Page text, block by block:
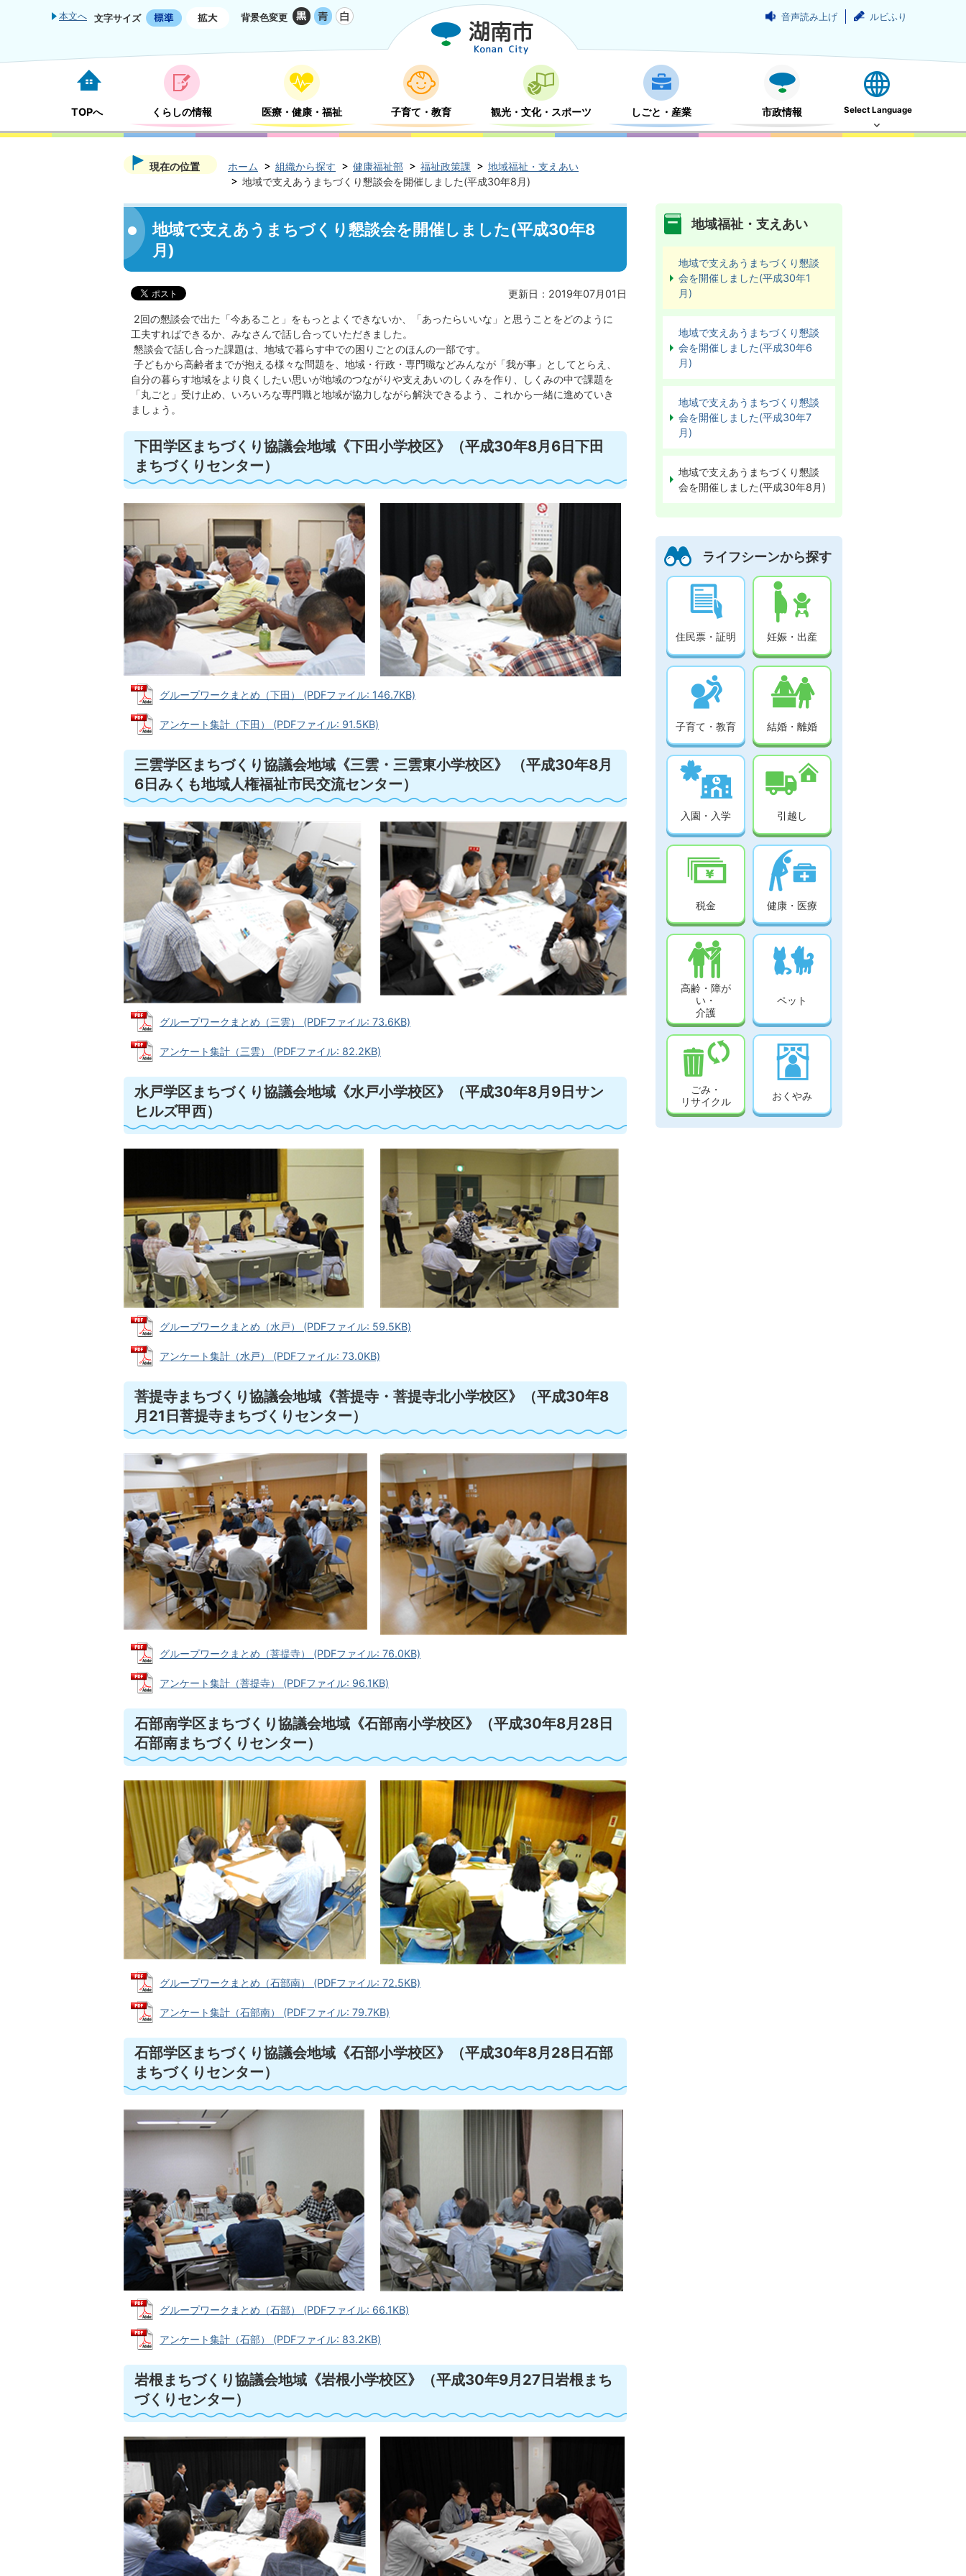
本文へ 文字サイズ 背景色変更 音声読み上げ ルビふり
TOPへ くらしの情報 医療・健康・福祉 子育て・教育 観光・文化・スポーツ しごと・産業 市政情報 Select Language
現在の位置 ホーム 組織から探す 健康福祉部 福祉政策課
地域福祉・支えあい
地域で支えあうまちづくり懇談会を開催しました(平成30年8月)
地域で支えあうまちづくり懇談会を開催しました(平成30年8
月)
更新日：2019年07月01日
2回の懇談会で出た「今あること」をもっとよくできないか、「あったらいいな」と思うことをどのように
工夫すればできるか、みなさんで話し合っていただきました。
懇談会で話し合った課題は、地域で暮らす中での困りごとのほんの一部です。
子どもから高齢者までが抱える様々な問題を、地域・行政・専門職などみんなが「我が事」としてとらえ、
自分の暮らす地域をより良くしたい思いが地域のつながりや支えあいのしくみを作り、しくみの中で課題を
「丸ごと」受け止め、いろいろな専門職と地域が協力しながら解決できるよう、これから一緒に進めていき
ましょう。
下田学区まちづくり協議会地域《下田小学校区》（平成30年8月6日下田
まちづくりセンター）
グループワークまとめ（下田） (PDFファイル: 146.7KB)
アンケート集計（下田） (PDFファイル: 91.5KB)
三雲学区まちづくり協議会地域《三雲・三雲東小学校区》 （平成30年8月
6日みくも地域人権福祉市民交流センター）
グループワークまとめ（三雲） (PDFファイル: 73.6KB)
アンケート集計（三雲） (PDFファイル: 82.2KB)
水戸学区まちづくり協議会地域《水戸小学校区》（平成30年8月9日サン
ヒルズ甲西）
グループワークまとめ（水戸） (PDFファイル: 59.5KB)
アンケート集計（水戸） (PDFファイル: 73.0KB)
菩提寺まちづくり協議会地域《菩提寺・菩提寺北小学校区》（平成30年8
月21日菩提寺まちづくりセンター）
グループワークまとめ（菩提寺） (PDFファイル: 76.0KB)
アンケート集計（菩提寺） (PDFファイル: 96.1KB)
石部南学区まちづくり協議会地域《石部南小学校区》（平成30年8月28日
石部南まちづくりセンター）
グループワークまとめ（石部南） (PDFファイル: 72.5KB)
アンケート集計（石部南） (PDFファイル: 79.7KB)
石部学区まちづくり協議会地域《石部小学校区》（平成30年8月28日石部
まちづくりセンター）
グループワークまとめ（石部） (PDFファイル: 66.1KB)
アンケート集計（石部） (PDFファイル: 83.2KB)
岩根まちづくり協議会地域《岩根小学校区》（平成30年9月27日岩根まち
づくりセンター）
地域福祉・支えあい
地域で支えあうまちづくり懇談
会を開催しました(平成30年1
月)
地域で支えあうまちづくり懇談
会を開催しました(平成30年6
月)
地域で支えあうまちづくり懇談
会を開催しました(平成30年7
月)
地域で支えあうまちづくり懇談
会を開催しました(平成30年8月)
ライフシーンから探す
住民票・証明 妊娠・出産
子育て・教育 結婚・離婚
入園・入学 引越し
税金 健康・医療
高齢・障が
い・
介護
ペット
ごみ・
リサイクル
おくやみ